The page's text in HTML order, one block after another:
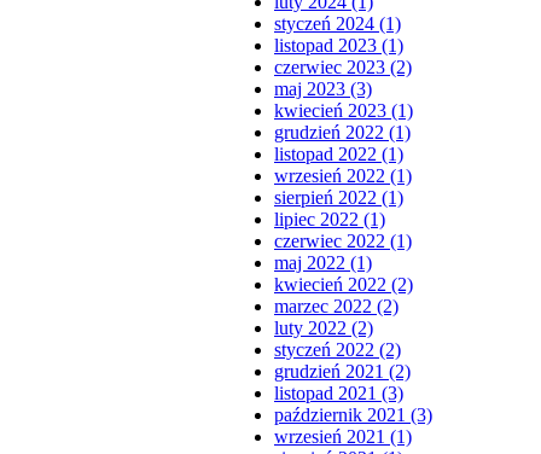
styczeń 2024 (1)
listopad 2023 (1)
czerwiec 2023 (2)
maj 2023 (3)
kwiecień 2023 (1)
grudzień 2022 (1)
listopad 2022 (1)
wrzesień 2022 (1)
sierpień 2022 (1)
lipiec 2022 (1)
czerwiec 2022 (1)
maj 2022 (1)
kwiecień 2022 (2)
marzec 2022 (2)
luty 2022 (2)
styczeń 2022 (2)
grudzień 2021 (2)
listopad 2021 (3)
październik 2021 (3)
wrzesień 2021 (1)